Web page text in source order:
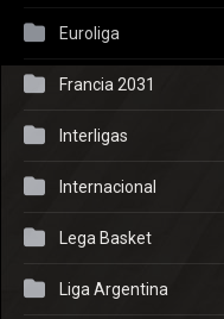
Euroliga
Francia 2031
Interligas
Internacional
Lega Basket
Liga Argentina